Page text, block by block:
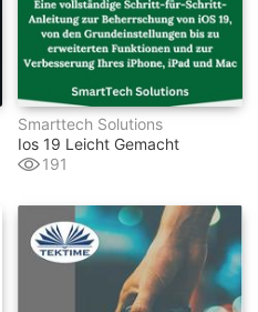
Smarttech Solutions
Ios 19 Leicht Gemacht
191